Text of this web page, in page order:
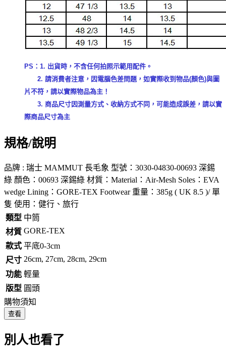
PS：1. 出貨時，不含任何拍照示範用配件。
2. 請消費者注意，因電腦色差問題，如實際收到物品(顏色)與圖
片不符，請以實際物品為主！
3. 商品尺寸因測量方式、收納方式不同，可能造成誤差，請以實
際商品尺寸為主
規格/說明
品牌 : 瑞士 MAMMUT 長毛象 型號：3030-04830-00693 深錫
綠 顏色：00693 深錫綠 材質：Material：Air-Mesh Soles：EVA
wedge Lining：GORE-TEX Footwear 重量：385g ( UK 8.5 )/ 單
隻 使用：健行、旅行
類型 中筒
材質 GORE-TEX
款式 平底0-3cm
尺寸 26cm, 27cm, 28cm, 29cm
功能 輕量
版型 圓頭
購物須知
查看
別人也看了